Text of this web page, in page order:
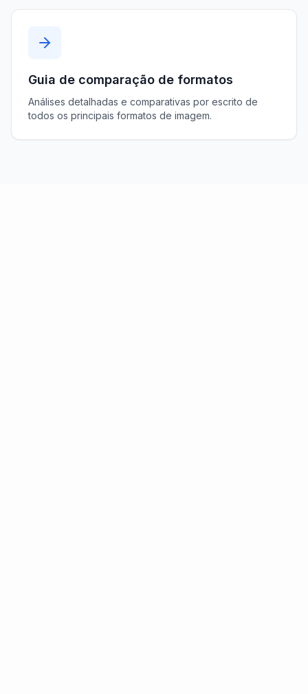
Guia de comparação de formatos
Análises detalhadas e comparativas por escrito de
todos os principais formatos de imagem.